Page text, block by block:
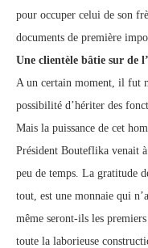
pour occuper celui de son
documents de première
Une clientèle bâtie sur de
A un certain moment, il fut
possibilité d’hériter des
Mais la puissance de cet
Président Bouteflika venait
peu de temps. La gratitude
tout, est une monnaie qui
même seront-ils les
toute la laborieuse